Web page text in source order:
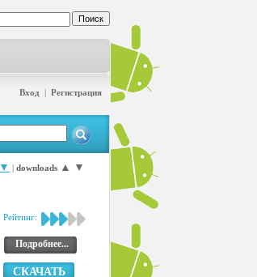
Вход | Регистрация
▼ | downloads ▲ ▼
Рейтинг:
Подробнее...
СКАЧАТЬ